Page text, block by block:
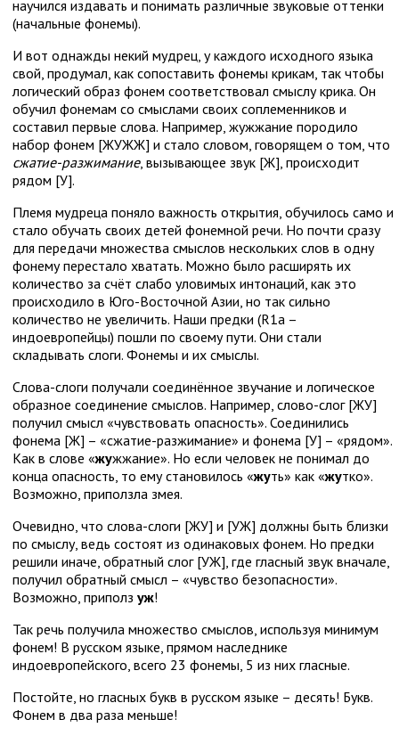
научился издавать и понимать различные звуковые оттенки
(начальные фонемы).
И вот однажды некий мудрец, у каждого исходного языка
свой, продумал, как сопоставить фонемы крикам, так чтобы
логический образ фонем соответствовал смыслу крика. Он
обучил фонемам со смыслами своих соплеменников и
составил первые слова. Например, жужжание породило
набор фонем [ЖУЖЖ] и стало словом, говорящем о том, что
сжатие-разжимание, вызывающее звук [Ж], происходит
рядом [У].
Племя мудреца поняло важность открытия, обучилось само и
стало обучать своих детей фонемной речи. Но почти сразу
для передачи множества смыслов нескольких слов в одну
фонему перестало хватать. Можно было расширять их
количество за счёт слабо уловимых интонаций, как это
происходило в Юго-Восточной Азии, но так сильно
количество не увеличить. Наши предки (R1a –
индоевропейцы) пошли по своему пути. Они стали
складывать слоги. Фонемы и их смыслы.
Слова-слоги получали соединённое звучание и логическое
образное соединение смыслов. Например, слово-слог [ЖУ]
получил смысл «чувствовать опасность». Соединились
фонема [Ж] – «сжатие-разжимание» и фонема [У] – «рядом».
Как в слове «жужжание». Но если человек не понимал до
конца опасность, то ему становилось «жуть» как «жутко».
Возможно, приползла змея.
Очевидно, что слова-слоги [ЖУ] и [УЖ] должны быть близки
по смыслу, ведь состоят из одинаковых фонем. Но предки
решили иначе, обратный слог [УЖ], где гласный звук вначале,
получил обратный смысл – «чувство безопасности».
Возможно, приполз уж!
Так речь получила множество смыслов, используя минимум
фонем! В русском языке, прямом наследнике
индоевропейского, всего 23 фонемы, 5 из них гласные.
Постойте, но гласных букв в русском языке – десять! Букв.
Фонем в два раза меньше!